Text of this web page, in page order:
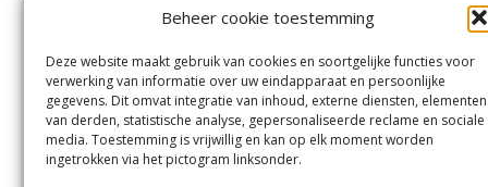
Beheer cookie toestemming
Deze website maakt gebruik van cookies en soortgelijke functies voor
verwerking van informatie over uw eindapparaat en persoonlijke
gegevens. Dit omvat integratie van inhoud, externe diensten, elementen
van derden, statistische analyse, gepersonaliseerde reclame en sociale
media. Toestemming is vrijwillig en kan op elk moment worden
ingetrokken via het pictogram linksonder.
Vrouwenakker,Waverveen
UithoornenDe Kwakel.
Contact
Andere uitgaven
Bezorgklacht